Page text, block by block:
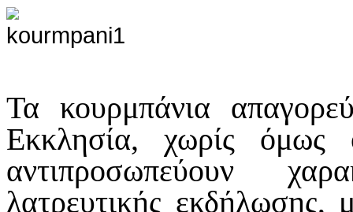
Τα κουρμπάνια
Εκκλησία, χωρίς όμως
αντιπροσωπεύουν
λατρευτικής εκδήλωσης,